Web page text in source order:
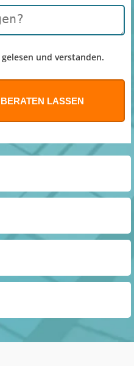
gelesen und verstanden.